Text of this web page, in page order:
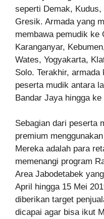
seperti Demak,
Gresik. Armada yang
membawa pemudik ke
Karanganyar,
Wates, Yogyakarta,
Solo. Terakhir,
peserta mudik antara
Bandar Jaya hingga
Sebagian dari peserta
premium
Mereka adalah para
memenangi program
Area Jabodetabek
April hingga 15 Mei
diberikan target
dicapai agar bisa ikut